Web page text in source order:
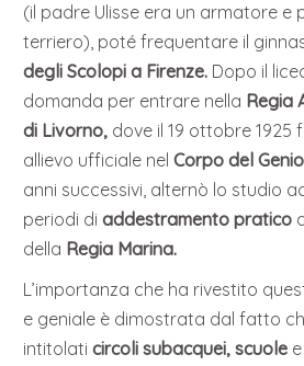
(il padre Ulisse era un armatore e
terriero), poté frequentare il
degli Scolopi a Firenze. Dopo il
domanda per entrare nella Regia
di Livorno, dove il 19 ottobre 1925
allievo ufficiale nelCorpo del
anni successivi, alternò lo studio
periodi diaddestramento pratico
della Regia Marina.
L’importanza che ha rivestito
e geniale è dimostrata dal fatto
intitolaticircoli subacquei, scuole